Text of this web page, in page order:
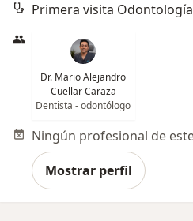
Primera visita Odontología
Dr. Mario Alejandro
Cuellar Caraza
Dentista - odontólogo
Mostrar perfil